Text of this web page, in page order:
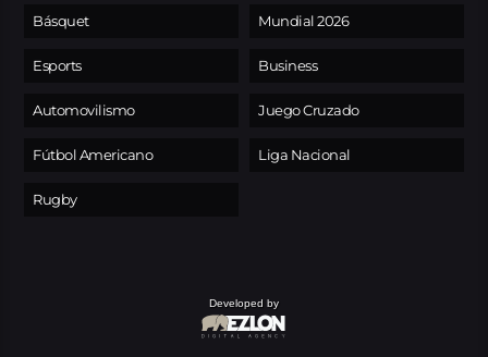
Básquet
Esports
Automovilismo
Fútbol Americano
Rugby
Mundial 2026
Business
Juego Cruzado
Liga Nacional
Developed by